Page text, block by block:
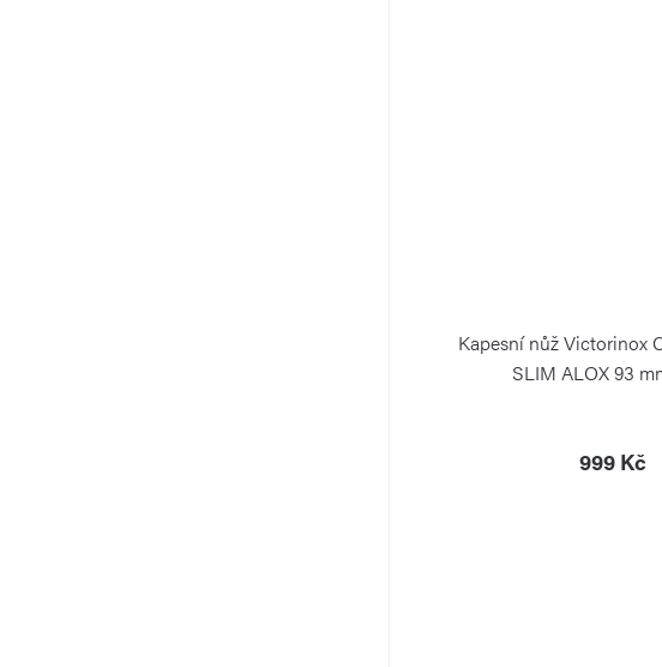
Kapesní nůž Victorinox
SLIM ALOX 93
999 Kč